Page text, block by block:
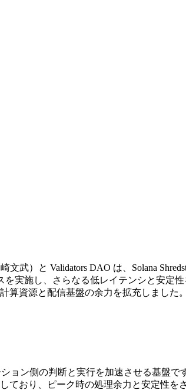
武）と Validators DAO は、Solana
実施し、さらなる低レイテンシと安定
資源と配信基盤の余力を拡充しまし
ョン側の判断と実行を加速させる基盤で
おり、ピーク時の処理余力と安定性を